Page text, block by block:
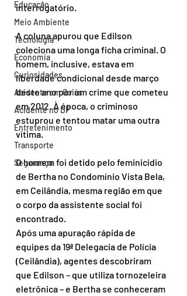
Educação
Meio Ambiente
Tecnologia
Economia
Curiosidades
Acidente em Goiás
Acidente no DF
Entretenimento
Transporte
Segurança
interrogatório.
A coluna apurou que Edilson
coleciona uma longa ficha criminal. O
homem, inclusive, estava em
liberdade condicional desde março
deste ano por um crime que cometeu
em 2012. À época, o criminoso
estuprou e tentou matar uma outra
vítima.
O homem foi detido pelo feminicidio
de Bertha no Condomínio Vista Bela,
em Ceilândia, mesma região em que
o corpo da assistente social foi
encontrado.
Após uma apuração rápida de
equipes da 19ª Delegacia de Polícia
(Ceilândia), agentes descobriram
que Edilson – que utiliza tornozeleira
eletrônica – e Bertha se conheceram